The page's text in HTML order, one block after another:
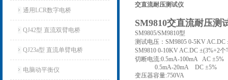
通用LCR数字电桥
QJ42型 直流双臂电桥
QJ23a型 直流单臂电桥
电脑动平衡仪
交直流耐压测试仪
SM9810交直流耐压测
SM9805/SM9810型
测试电压：SM9805 0-5KV
SM9810 0-10KV AC.DC ±(3%+2
切断电流:0.5mA-100mA AC ±5%
0.5mA-20mA DC ±5%
变压器容量:750VA